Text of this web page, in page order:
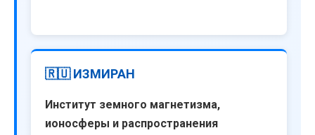
🇷🇺 ИЗМИРАН
Институт земного магнетизма,
ионосферы и распространения